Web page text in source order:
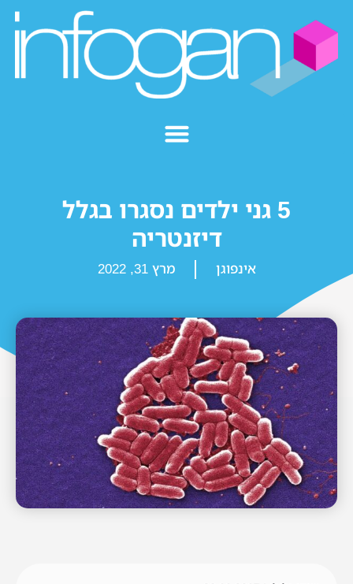
5 גני ילדים נסגרו בגלל
דיזנטריה
אינפוגן מרץ 31, 2022